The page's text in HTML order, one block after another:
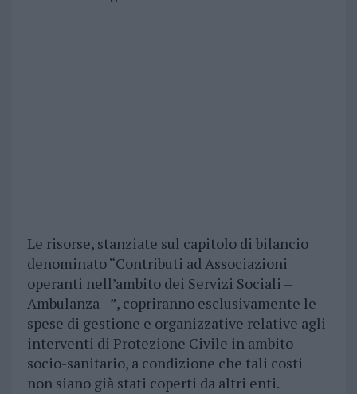
Le risorse, stanziate sul capitolo di bilancio
denominato “Contributi ad Associazioni
operanti nell’ambito dei Servizi Sociali –
Ambulanza –”, copriranno esclusivamente le
spese di gestione e organizzative relative agli
interventi di Protezione Civile in ambito
socio-sanitario, a condizione che tali costi
non siano già stati coperti da altri enti.